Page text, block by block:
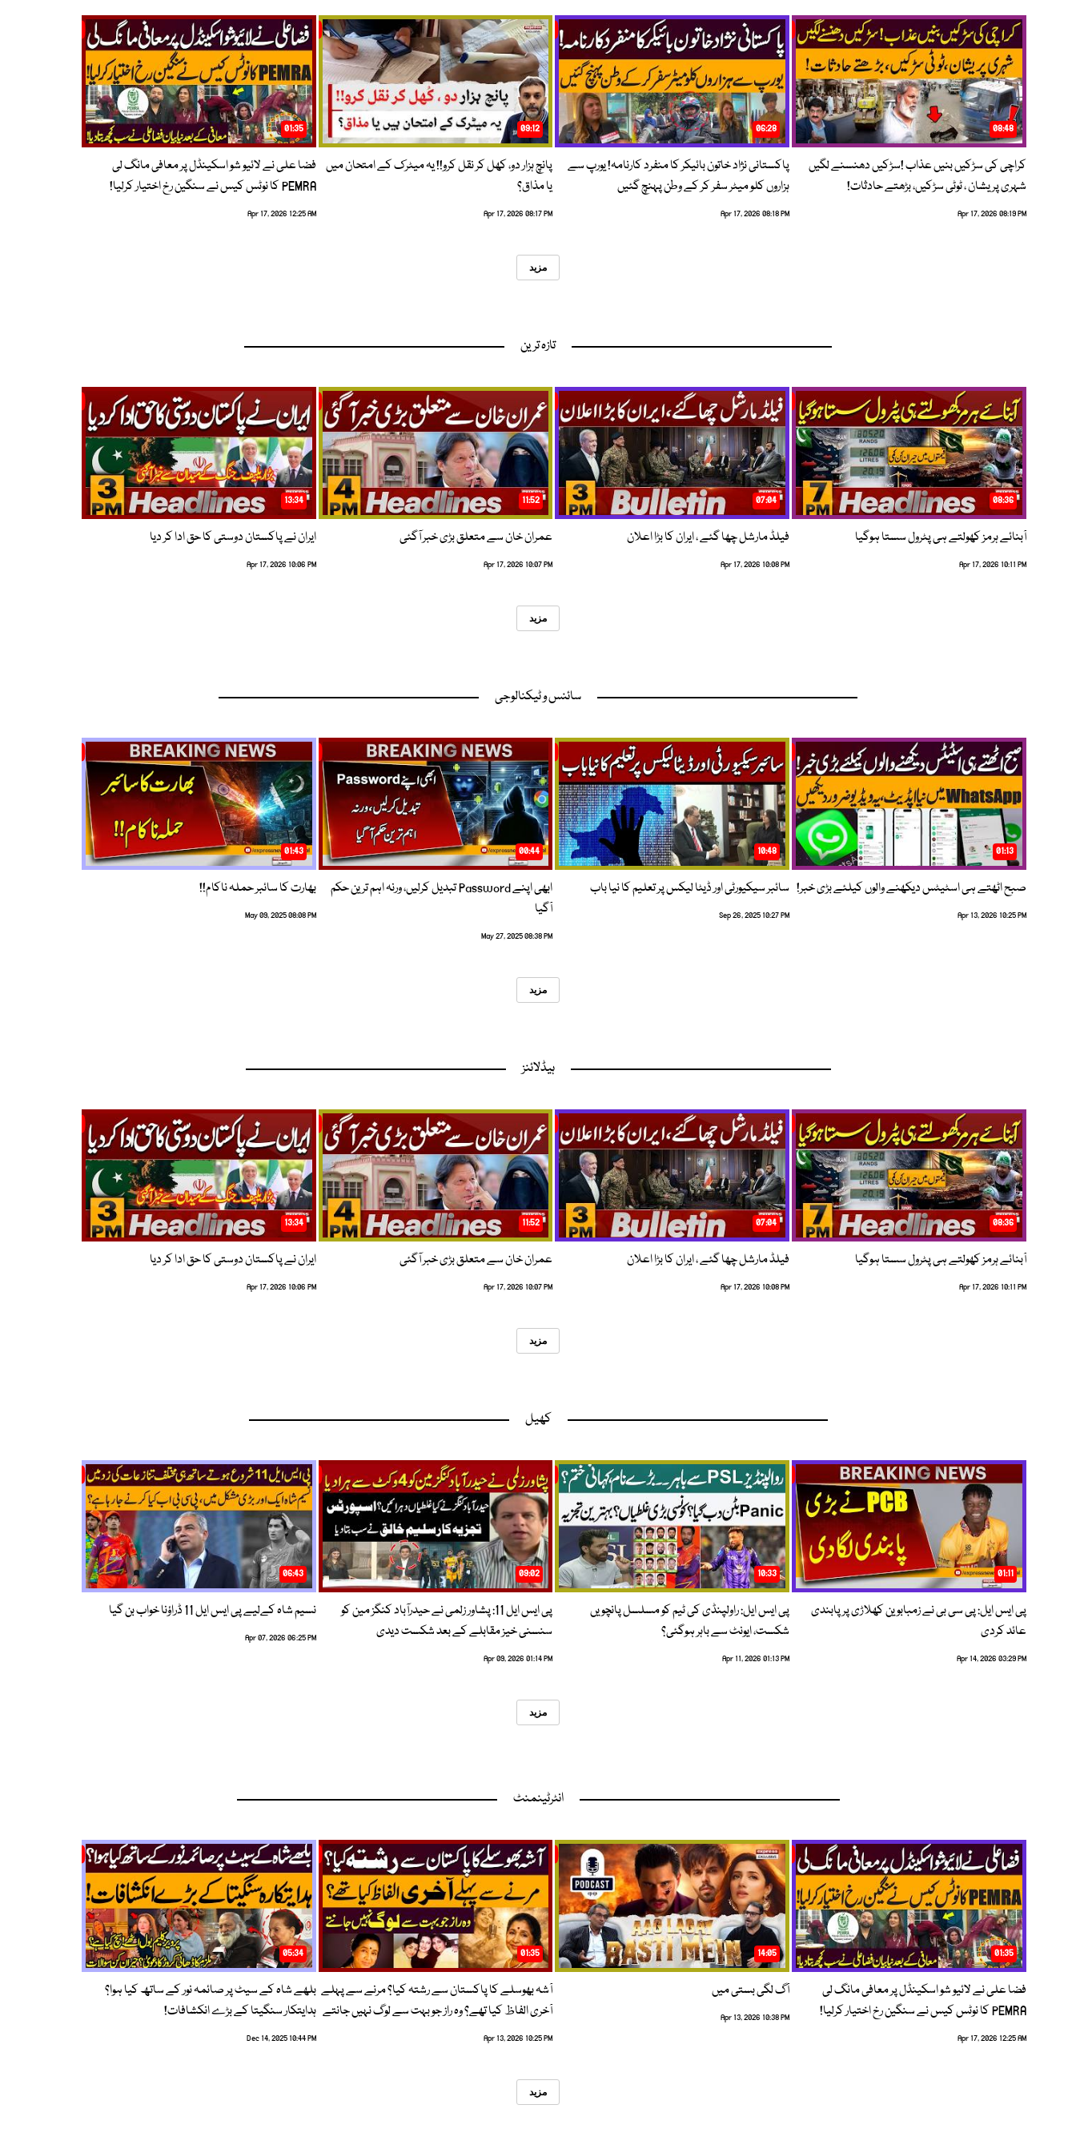
08:48
کراچی کی سڑکیں بنیں عذاب !سڑکیں دھنسنے لگیں
شہری پریشان ، ٹوٹی سڑکیں، بڑھتے حادثات!
Apr 17, 2026 08:19 PM
06:28
پاکستانی نژاد خاتون بائیکر کا منفرد کارنامہ! یورپ سے
ہزاروں کلو میٹر سفر کر کے وطن پہنچ گئیں
Apr 17, 2026 08:18 PM
09:12
پانچ ہزار دو، کھل کر نقل کرو!! یہ میٹرک کے امتحان میں
یا مذاق؟
Apr 17, 2026 08:17 PM
01:35
فضا علی نے لائیو شو اسکینڈل پر معافی مانگ لی
PEMRA کا نوٹس کیس نے سنگین رخ اختیار کرلیا!
Apr 17, 2026 12:25 AM
مزید
تازہ ترین
08:36
آبنائے ہرمز کھولتے ہی پٹرول سستا ہوگیا
Apr 17, 2026 10:11 PM
07:04
فیلڈ مارشل چھا گئے ، ایران کا بڑا اعلان
Apr 17, 2026 10:08 PM
11:52
عمران خان سے متعلق بڑی خبر آگئی
Apr 17, 2026 10:07 PM
13:34
ایران نے پاکستان دوستی کا حق ادا کر دیا
Apr 17, 2026 10:06 PM
مزید
سائنس و ٹیکنالوجی
01:13
صبح اٹھتے ہی اسٹیٹس دیکھنے والوں کیلئے بڑی خبر!
Apr 13, 2026 10:25 PM
10:48
سائبر سیکیورٹی اور ڈیٹا لیکس پر تعلیم کا نیا باب
Sep 26, 2025 10:27 PM
00:44
ابھی اپنے Password تبدیل کرلیں، ورنہ اہم ترین حکم
آگیا
May 27, 2025 08:38 PM
01:43
بھارت کا سائبر حملہ ناکام!!
May 09, 2025 08:08 PM
مزید
ہیڈلائنز
08:36
آبنائے ہرمز کھولتے ہی پٹرول سستا ہوگیا
Apr 17, 2026 10:11 PM
07:04
فیلڈ مارشل چھا گئے ، ایران کا بڑا اعلان
Apr 17, 2026 10:08 PM
11:52
عمران خان سے متعلق بڑی خبر آگئی
Apr 17, 2026 10:07 PM
13:34
ایران نے پاکستان دوستی کا حق ادا کر دیا
Apr 17, 2026 10:06 PM
مزید
کھیل
01:11
پی ایس ایل: پی سی بی نے زمبابوین کھلاڑی پر پابندی
عائد کردی
Apr 14, 2026 03:29 PM
10:33
پی ایس ایل: راولپنڈی کی ٹیم کو مسلسل پانچویں
شکست، ایونٹ سے باہر ہوگئی؟
Apr 11, 2026 01:13 PM
09:02
پی ایس ایل 11: پشاور زلمی نے حیدرآباد کنگز مین کو
سنسنی خیز مقابلے کے بعد شکست دیدی
Apr 09, 2026 01:14 PM
06:43
نسیم شاہ کےلیے پی ایس ایل 11 ڈراؤنا خواب بن گیا
Apr 07, 2026 06:25 PM
مزید
انٹرٹینمنٹ
01:35
فضا علی نے لائیو شو اسکینڈل پر معافی مانگ لی
PEMRA کا نوٹس کیس نے سنگین رخ اختیار کرلیا!
Apr 17, 2026 12:25 AM
14:05
آگ لگی بستی میں
Apr 13, 2026 10:38 PM
01:35
آشہ بھوسلے کا پاکستان سے رشتہ کیا؟ مرنے سے پہلے
آخری الفاظ کیا تھے؟ وہ راز جو بہت سے لوگ نہیں جانتے
Apr 13, 2026 10:25 PM
05:34
بلھے شاہ کے سیٹ پر صائمہ نور کے ساتھ کیا ہوا؟
ہدایتکار سنگیتا کے بڑے انکشافات!
Dec 14, 2025 10:44 PM
مزید